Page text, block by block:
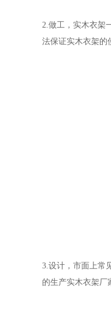
2.做工，实木衣架
法保证实木衣架的
3.设计，市面上常
的生产实木衣架厂